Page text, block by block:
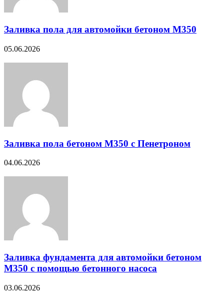
Заливка пола для автомойки бетоном М350
05.06.2026
Заливка пола бетоном М350 с Пенетроном
04.06.2026
Заливка фундамента для автомойки бетоном
М350 с помощью бетонного насоса
03.06.2026